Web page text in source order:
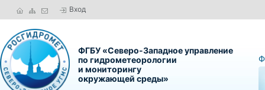
Вход
ФГБУ «Северо-Западное управление
по гидрометеорологии
и мониторингу
окружающей среды»